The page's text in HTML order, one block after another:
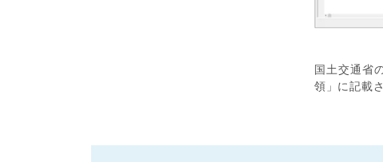
国土交通省
領」に記載